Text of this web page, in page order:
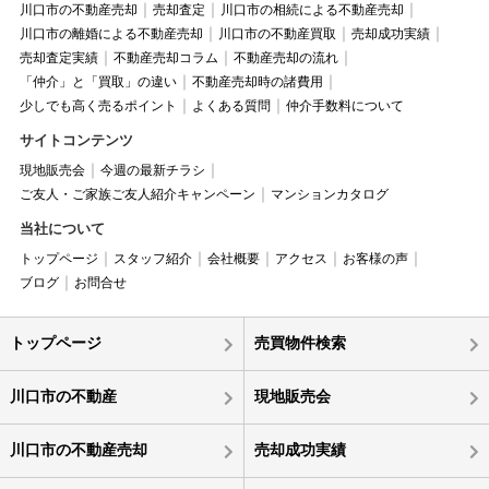
川口市の不動産売却 売却査定
川口市の相続による不動産売却
川口市の離婚による不動産売却
川口市の不動産買取
売却成功実績
売却査定実績
不動産売却コラム
不動産売却の流れ
「仲介」と「買取」の違い
不動産売却時の諸費用
少しでも高く売るポイント
よくある質問 仲介手数料について
サイトコンテンツ
現地販売会
今週の最新チラシ
ご友人・ご家族ご友人紹介キャンペーン
マンションカタログ
当社について
トップページ スタッフ紹介 会社概要 アクセス
お客様の声
ブログ
お問合せ
トップページ 売買物件検索
川口市の不動産 現地販売会
川口市の不動産売却 売却成功実績